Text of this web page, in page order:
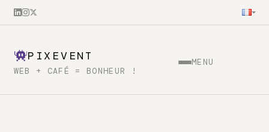
PIXEVENT
WEB + CAFÉ = BONHEUR !
MENU